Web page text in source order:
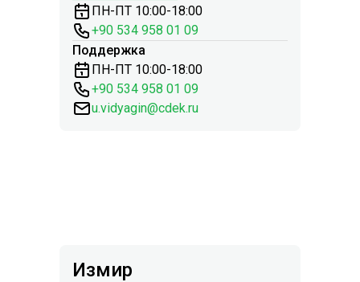
ПН-ПТ 10:00-18:00
+90 534 958 01 09
Поддержка
ПН-ПТ 10:00-18:00
+90 534 958 01 09
u.vidyagin@cdek.ru
Измир